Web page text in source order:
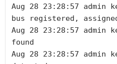
Aug 28 23:28:57 admin
bus registered,
Aug 28 23:28:57 admin
found
Aug 28 23:28:57